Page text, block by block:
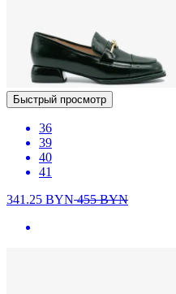
Быстрый просмотр
36
39
40
41
341.25 BYN455BYN